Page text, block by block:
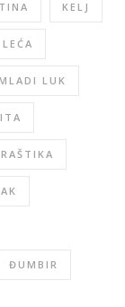
KELJ
LEĆA
MLADI LUK
RAŠTIKA
ĐUMBIR